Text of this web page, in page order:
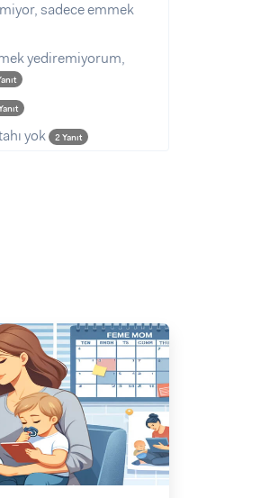
sadece emmek
yediremiyorum,
yok 2 Yanıt